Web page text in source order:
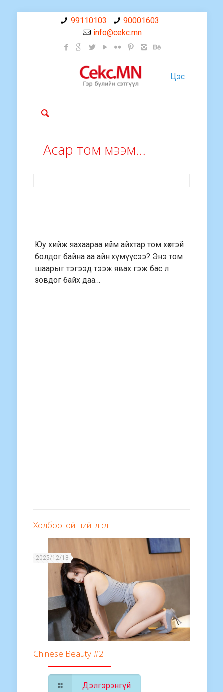
99110103
90001603
info@cekc.mn
Цэс
Асар том мээм…
Юу хийж яахаараа ийм айхтар том хөхтэй
болдог байна аа айн хүмүүсээ? Энэ том
шаарыг тэгээд тээж явах гэж бас л
зовдог байх даа…
Холбоотой нийтлэл
2025/12/18
Chinese Beauty #2
Дэлгэрэнгүй